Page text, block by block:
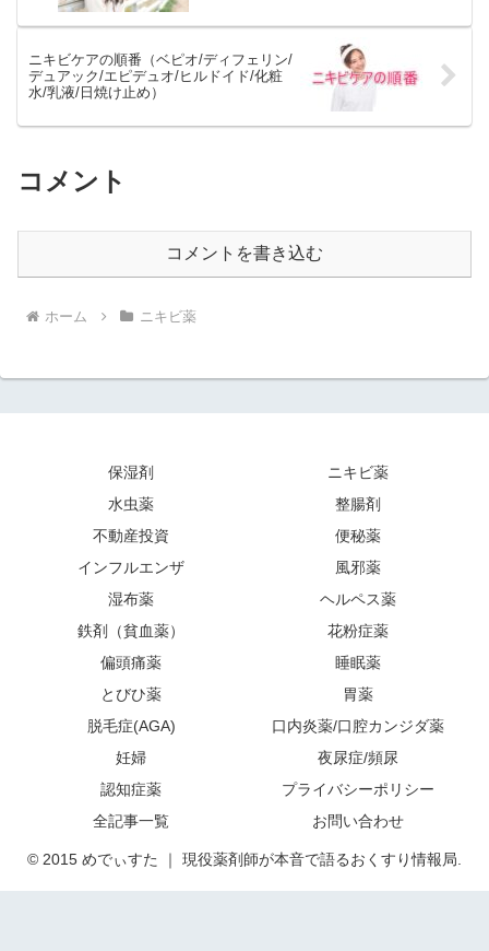
ニキビケアの順番（ベピオ/ディフェリン/
デュアック/エピデュオ/ヒルドイド/化粧
水/乳液/日焼け止め）
コメント
コメントを書き込む
ホーム ニキビ薬
保湿剤
ニキビ薬
水虫薬
整腸剤
不動産投資
便秘薬
インフルエンザ
風邪薬
湿布薬
ヘルペス薬
鉄剤（貧血薬）
花粉症薬
偏頭痛薬
睡眠薬
とびひ薬
胃薬
脱毛症(AGA)
口内炎薬/口腔カンジダ薬
妊婦
夜尿症/頻尿
認知症薬
プライバシーポリシー
全記事一覧
お問い合わせ
© 2015 めでぃすた ｜ 現役薬剤師が本音で語るおくすり情報局.